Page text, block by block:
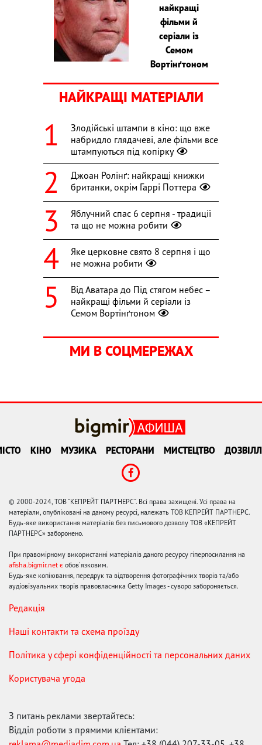
найкращі
фільми й
серіали із
Семом
Вортінґтоном
НАЙКРАЩІ МАТЕРІАЛИ
Злодійські штампи в кіно: що вже
набридло глядачеві, але фільми все
штампуються під копірку
Джоан Ролінґ: найкращі книжки
британки, окрім Гаррі Поттера
Яблучний спас 6 серпня - традиції
та що не можна робити
Яке церковне свято 8 серпня і що
не можна робити
Від Аватара до Під стягом небес –
найкращі фільми й серіали із
Семом Вортінґтоном
МИ В СОЦМЕРЕЖАХ
КІНО МУЗИКА РЕСТОРАНИ МИСТЕЦТВО
© 2000-2024, ТОВ "КЕПРЕЙТ ПАРТНЕРС". Всі права захищені. Усі права на
матеріали, опубліковані на даному ресурсі, належать ТОВ КЕПРЕЙТ ПАРТНЕРС.
Будь-яке використання матеріалів без письмового дозволу ТОВ «КЕПРЕЙТ
ПАРТНЕРС» заборонено.
При правомірному використанні матеріалів даного ресурсу гіперпосилання на
afisha.bigmir.net є обов'язковим.
Будь-яке копіювання, передрук та відтворення фотографічних творів та/або
аудіовізуальних творів правовласника Getty Images - суворо забороняється.
Редакція
Наші контакти та схема проїзду
Політика у сфері конфіденційності та персональних даних
Користувача угода
З питань реклами звертайтесь:
Відділ роботи з прямими клієнтами: